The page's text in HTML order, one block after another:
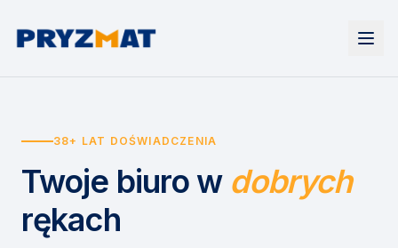
Urządzenia
Drukarki i urządzenia wielofunkcyjne
Etykiety i identyfikacja
Skanery i obieg dokumentów
Monitory interaktywne
Niszczarki dokumentów
Wynajem drukarek
Wynajem urządzeń biurowych
Asystent druku
EZD RP
Misja szkoła
Serwis
38+ LAT DOŚWIADCZENIA
Twoje biuro w dobrych
rękach